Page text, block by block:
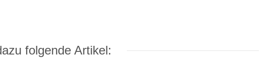
folgende Artikel: